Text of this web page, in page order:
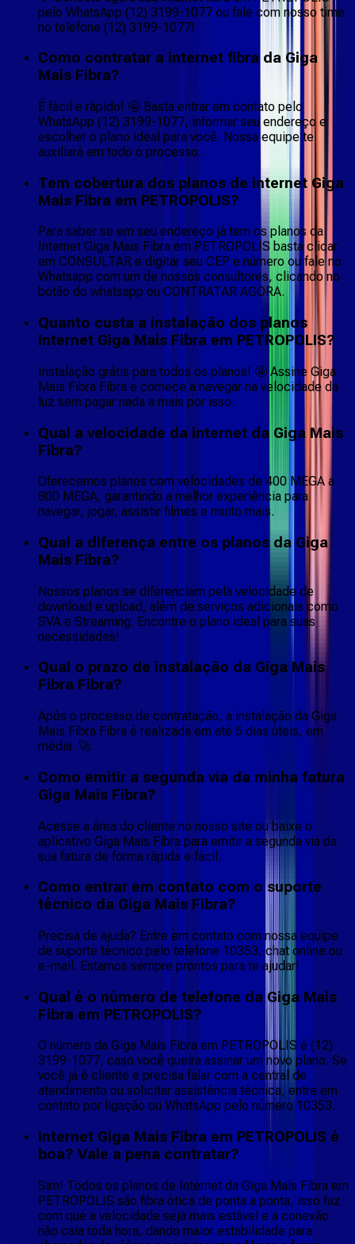
pelo WhatsApp (12) 3199-1077 ou fale com nosso time
no telefone (12) 3199-1077!
Como contratar a internet fibra da Giga
Mais Fibra?
É fácil e rápido! 🤩 Basta entrar em contato pelo
WhatsApp (12) 3199-1077, informar seu endereço e
escolher o plano ideal para você. Nossa equipe te
auxiliará em todo o processo.
Tem cobertura dos planos de internet Giga
Mais Fibra em PETROPOLIS?
Para saber se em seu endereço já tem os planos da
Internet Giga Mais Fibra em PETROPOLIS basta clicar
em CONSULTAR e digitar seu CEP e número ou fale no
Whatsapp com um de nossos consultores, clicando no
botão do whatsapp ou CONTRATAR AGORA.
Quanto custa a instalação dos planos
Internet Giga Mais Fibra em PETROPOLIS?
Instalação grátis para todos os planos! 🤩 Assine Giga
Mais Fibra Fibra e comece a navegar na velocidade da
luz sem pagar nada a mais por isso.
Qual a velocidade da internet da Giga Mais
Fibra?
Oferecemos planos com velocidades de 400 MEGA a
800 MEGA, garantindo a melhor experiência para
navegar, jogar, assistir filmes e muito mais.
Qual a diferença entre os planos da Giga
Mais Fibra?
Nossos planos se diferenciam pela velocidade de
download e upload, além de serviços adicionais como
SVA e Streaming. Encontre o plano ideal para suas
necessidades!
Qual o prazo de instalação da Giga Mais
Fibra Fibra?
Após o processo de contratação, a instalação da Giga
Mais Fibra Fibra é realizada em até 5 dias úteis, em
média. 🚀
Como emitir a segunda via da minha fatura
Giga Mais Fibra?
Acesse a área do cliente no nosso site ou baixe o
aplicativo Giga Mais Fibra para emitir a segunda via da
sua fatura de forma rápida e fácil.
Como entrar em contato com o suporte
técnico da Giga Mais Fibra?
Precisa de ajuda? Entre em contato com nossa equipe
de suporte técnico pelo telefone 10353, chat online ou
e-mail. Estamos sempre prontos para te ajudar!
Qual é o número de telefone da Giga Mais
Fibra em PETROPOLIS?
O número da Giga Mais Fibra em PETROPOLIS é (12)
3199-1077, caso você queira assinar um novo plano. Se
você já é cliente e precisa falar com a central de
atendimento ou solicitar assistência técnica, entre em
contato por ligação ou WhatsApp pelo número 10353.
Internet Giga Mais Fibra em PETROPOLIS é
boa? Vale a pena contratar?
Sim! Todos os planos de Internet da Giga Mais Fibra em
PETROPOLIS são fibra ótica de ponta a ponta, isso faz
com que a velocidade seja mais estável e a conexão
não caia toda hora, dando maior estabilidade para